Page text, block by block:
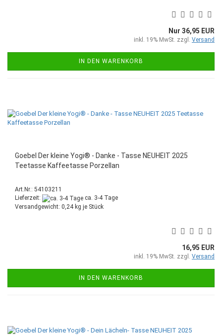
Nur 36,95 EUR
inkl. 19% MwSt. zzgl. Versand
IN DEN WARENKORB
Goebel Der kleine Yogi® - Danke - Tasse NEUHEIT 2025
Teetasse Kaffeetasse Porzellan
Art.Nr.: 54103211
Lieferzeit:
ca. 3-4 Tage
Versandgewicht: 0,24kg je Stück
16,95 EUR
inkl. 19% MwSt. zzgl. Versand
IN DEN WARENKORB